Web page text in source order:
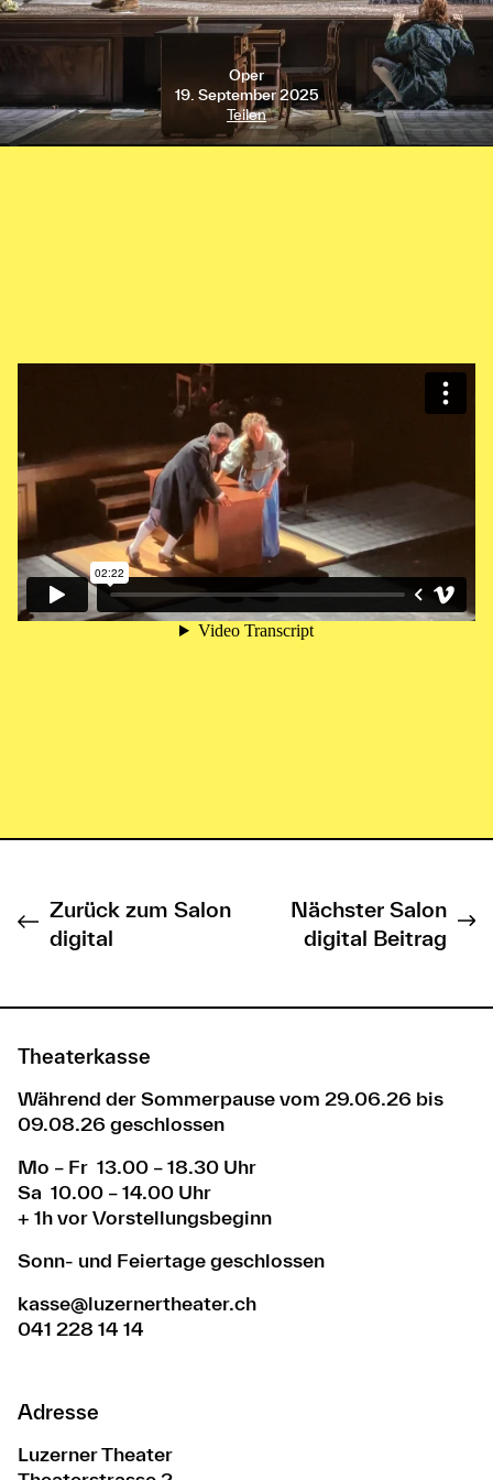
Oper
19. September 2025
Teilen
Zurück zum Salon
digital
Nächster Salon
digital Beitrag
Theaterkasse
Während der Sommerpause vom 29.06.26 bis
09.08.26 geschlossen
Mo – Fr 13.00 – 18.30 Uhr
Sa 10.00 – 14.00 Uhr
+ 1h vor Vorstellungsbeginn
Sonn- und Feiertage geschlossen
kasse@luzernertheater.ch
041 228 14 14
Adresse
Luzerner Theater